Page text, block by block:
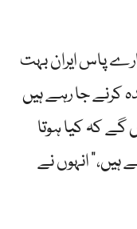
پاس ایران بہت
کرنے جا رہے ہیں
گے کہ کیا ہوتا
انہوں نے